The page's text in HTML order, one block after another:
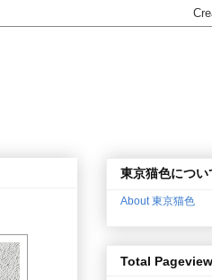
東京猫色につい
About 東京猫色
Total